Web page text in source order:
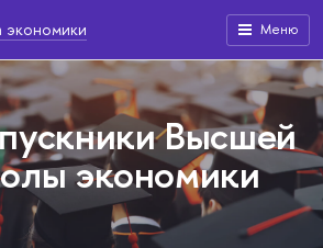
экономики Меню
Высшей
экономики